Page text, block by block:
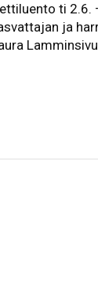
ti 2.6.
ja
Lamminsivu